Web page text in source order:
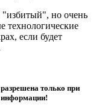
но очень
технологические
если будет
только при
информации!